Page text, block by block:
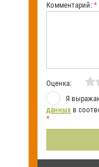
Комментарий: *
Оценка:
Я
данных в
*